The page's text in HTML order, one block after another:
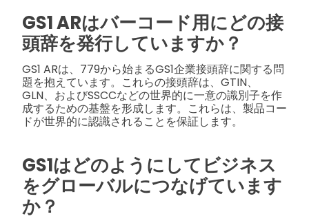
GS1 ARはバーコード用にどの接
頭辞を発行していますか？
GS1 ARは、779から始まるGS1企業接頭辞に関する問
題を抱えています。これらの接頭辞は、GTIN、
GLN、およびSSCCなどの世界的に一意の識別子を作
成するための基盤を形成します。これらは、製品コー
ドが世界的に認識されることを保証します。
GS1はどのようにしてビジネス
をグローバルにつなげています
か？